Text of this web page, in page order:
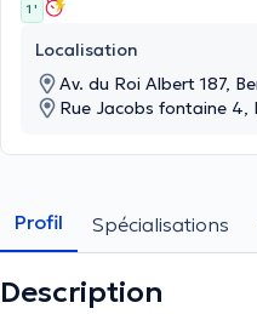
1 '
Localisation
Av. du Roi Albert 187,
Rue Jacobs fontaine 4,
Profil Spécialisations
Description